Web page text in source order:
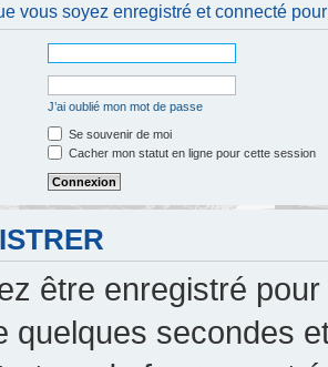
vous soyez enregistré et connecté
J’ai oublié mon mot de passe
Se souvenir de moi
Cacher mon statut en ligne pour cette session
être enregistré
quelques secondes